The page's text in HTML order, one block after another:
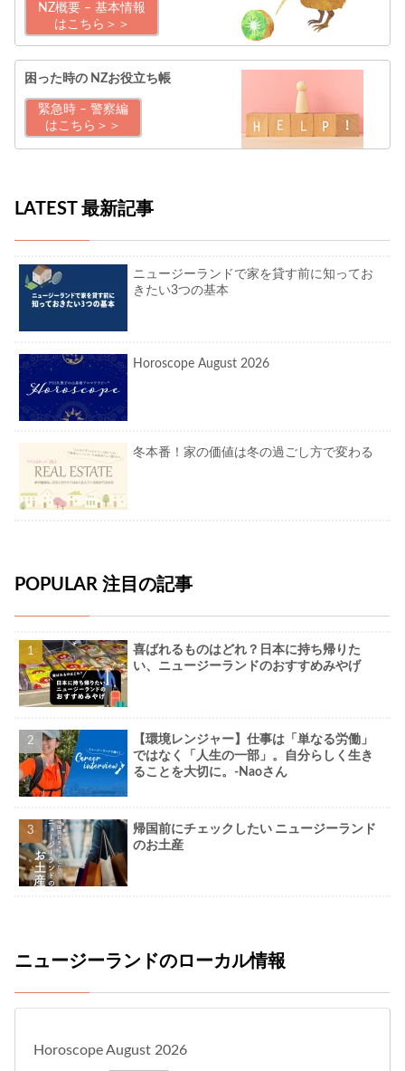
NZ概要 – 基本情報
はこちら＞＞
困った時の NZお役立ち帳
緊急時 – 警察編
はこちら＞＞
LATEST 最新記事
ニュージーランドで家を貸す前に知ってお
きたい3つの基本
Horoscope August 2026
冬本番！家の価値は冬の過ごし方で変わる
POPULAR 注目の記事
喜ばれるものはどれ？日本に持ち帰りた
い、ニュージーランドのおすすめみやげ
【環境レンジャー】仕事は「単なる労働」
ではなく「人生の一部」。自分らしく生き
ることを大切に。-Naoさん
帰国前にチェックしたい ニュージーランド
のお土産
ニュージーランドのローカル情報
Horoscope August 2026